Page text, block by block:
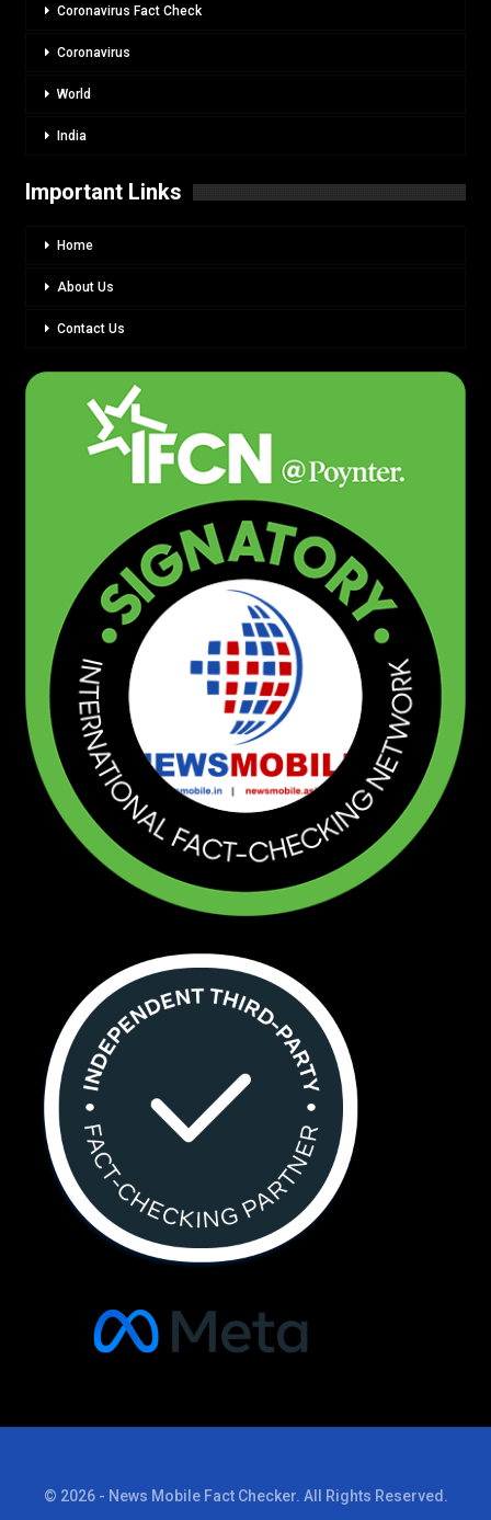
Coronavirus Fact Check
Coronavirus
World
India
Important Links
Home
About Us
Contact Us
© 2026 - News Mobile Fact Checker. All Rights Reserved.